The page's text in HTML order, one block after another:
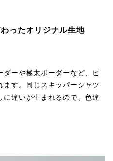
ったオリジナル生地
ダーや極太ボーダーなど、ピ
ます。同じスキッパーシャツ
に違いが生まれるので、色違